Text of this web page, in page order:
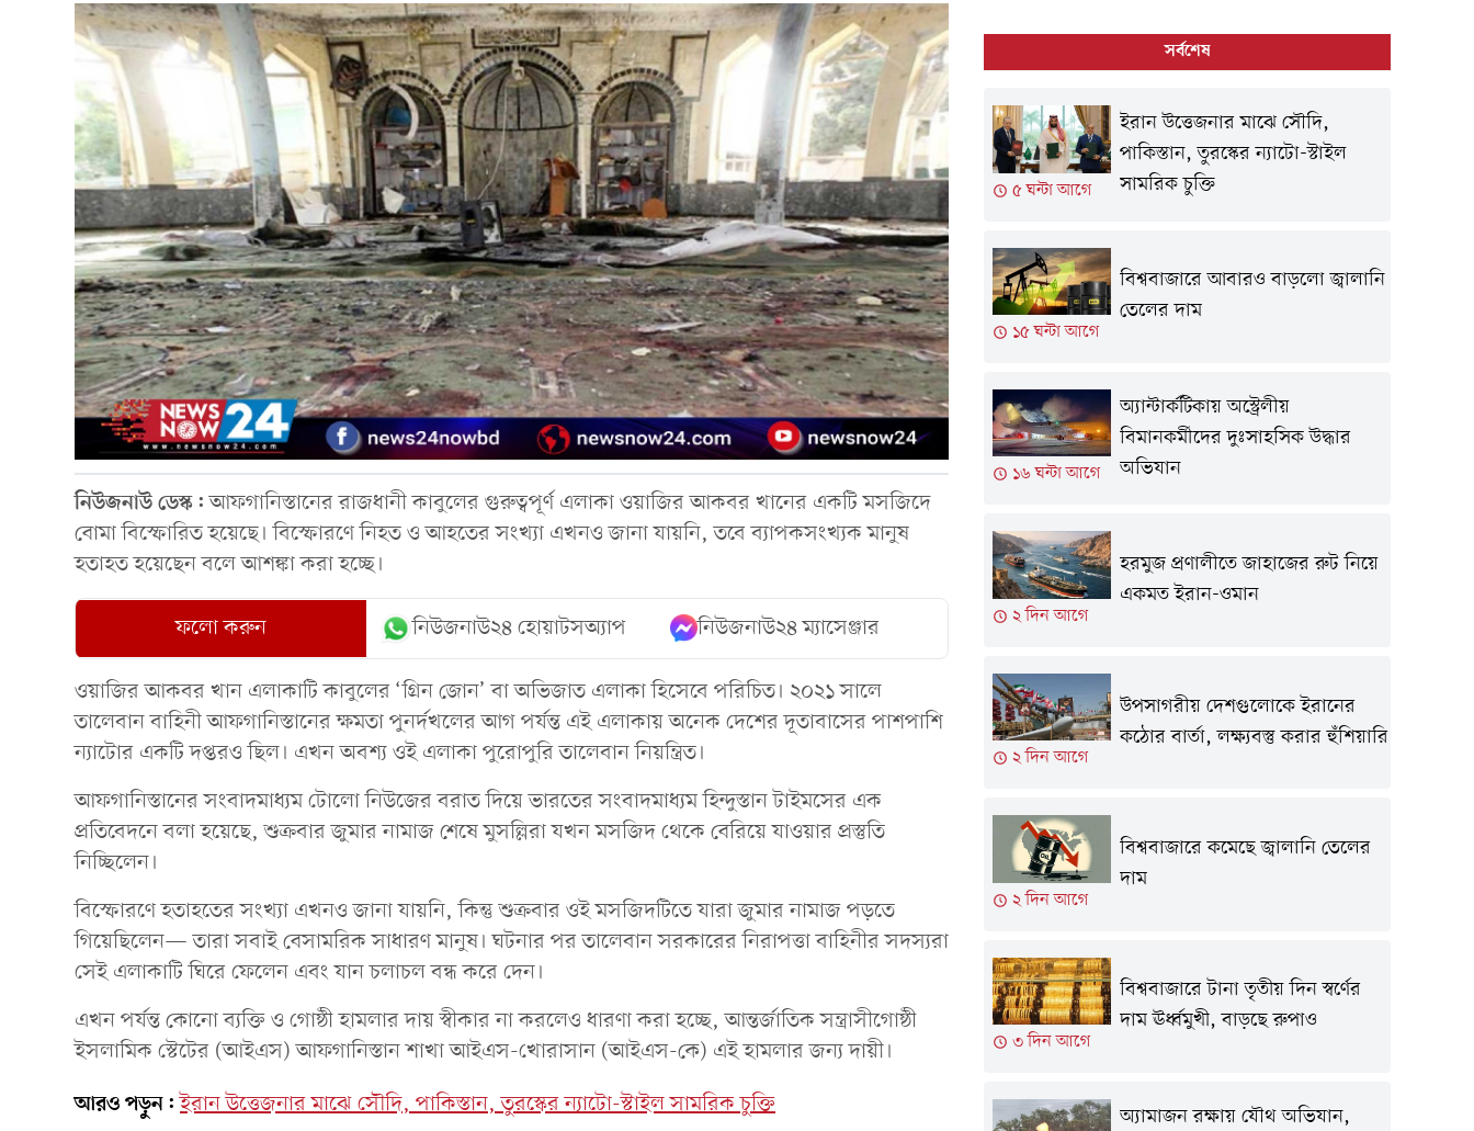
নিউজনাউ ডেস্ক:আফগানিস্তানের রাজধানী কাবুলের গুরুত্বপূর্ণ এলাকা ওয়াজির আকবর খানের একটি মসজিদে
বোমা বিস্ফোরিত হয়েছে। বিস্ফোরণে নিহত ও আহতের সংখ্যা এখনও জানা যায়নি, তবে ব্যাপকসংখ্যক মানুষ
হতাহত হয়েছেন বলে আশঙ্কা করা হচ্ছে।
ফলো করুন নিউজনাউ২৪ হোয়াটসঅ্যাপ নিউজনাউ২৪ ম্যাসেঞ্জার
ওয়াজির আকবর খান এলাকাটি কাবুলের ‘গ্রিন জোন’ বা অভিজাত এলাকা হিসেবে পরিচিত। ২০২১ সালে
তালেবান বাহিনী আফগানিস্তানের ক্ষমতা পুনর্দখলের আগ পর্যন্ত এই এলাকায় অনেক দেশের দূতাবাসের পাশপাশি
ন্যাটোর একটি দপ্তরও ছিল। এখন অবশ্য ওই এলাকা পুরোপুরি তালেবান নিয়ন্ত্রিত।
আফগানিস্তানের সংবাদমাধ্যম টোলো নিউজের বরাত দিয়ে ভারতের সংবাদমাধ্যম হিন্দুস্তান টাইমসের এক
প্রতিবেদনে বলা হয়েছে, শুক্রবার জুমার নামাজ শেষে মুসল্লিরা যখন মসজিদ থেকে বেরিয়ে যাওয়ার প্রস্তুতি
নিচ্ছিলেন।
বিস্ফোরণে হতাহতের সংখ্যা এখনও জানা যায়নি, কিন্তু শুক্রবার ওই মসজিদটিতে যারা জুমার নামাজ পড়তে
গিয়েছিলেন— তারা সবাই বেসামরিক সাধারণ মানুষ। ঘটনার পর তালেবান সরকারের নিরাপত্তা বাহিনীর সদস্যরা
সেই এলাকাটি ঘিরে ফেলেন এবং যান চলাচল বন্ধ করে দেন।
এখন পর্যন্ত কোনো ব্যক্তি ও গোষ্ঠী হামলার দায় স্বীকার না করলেও ধারণা করা হচ্ছে, আন্তর্জাতিক সন্ত্রাসীগোষ্ঠী
ইসলামিক স্টেটের (আইএস) আফগানিস্তান শাখা আইএস-খোরাসান (আইএস-কে) এই হামলার জন্য দায়ী।
আরও পড়ুন: ইরান উত্তেজনার মাঝে সৌদি, পাকিস্তান, তুরস্কের ন্যাটো-স্টাইল সামরিক চুক্তি
সর্বশেষ
৫ ঘন্টা আগে
ইরান উত্তেজনার মাঝে সৌদি,
পাকিস্তান, তুরস্কের ন্যাটো-স্টাইল
সামরিক চুক্তি
১৫ ঘন্টা আগে
বিশ্ববাজারে আবারও বাড়লো জ্বালানি
তেলের দাম
১৬ ঘন্টা আগে
অ্যান্টার্কটিকায় অস্ট্রেলীয়
বিমানকর্মীদের দুঃসাহসিক উদ্ধার
অভিযান
২ দিন আগে
হরমুজ প্রণালীতে জাহাজের রুট নিয়ে
একমত ইরান-ওমান
২ দিন আগে
উপসাগরীয় দেশগুলোকে ইরানের
কঠোর বার্তা, লক্ষ্যবস্তু করার হুঁশিয়ারি
২ দিন আগে
বিশ্ববাজারে কমেছে জ্বালানি তেলের
দাম
৩ দিন আগে
বিশ্ববাজারে টানা তৃতীয় দিন স্বর্ণের
দাম ঊর্ধ্বমুখী, বাড়ছে রুপাও
অ্যামাজন রক্ষায় যৌথ অভিযান,